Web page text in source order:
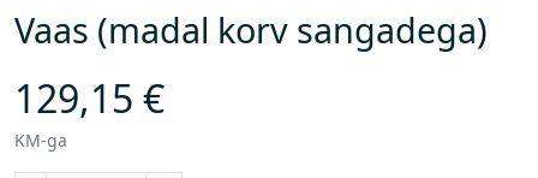
Vaas (madal korv sangadega)
129,15 €
KM-ga